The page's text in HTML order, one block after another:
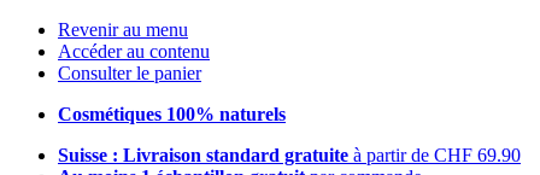
Revenir au menu
Accéder au contenu
Consulter le panier
Cosmétiques 100% naturels
Suisse : Livraison standard gratuite à partir de CHF 69.90